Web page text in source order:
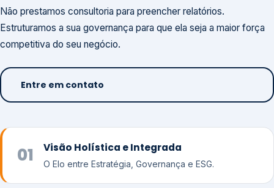
Não prestamos consultoria para preencher relatórios.
Estruturamos a sua governança para que ela seja a maior força
competitiva do seu negócio.
Entre em contato
01 Visão Holística e Integrada
O Elo entre Estratégia, Governança e ESG.